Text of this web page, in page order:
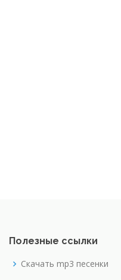
Полезные ссылки
Скачать mp3 песенки